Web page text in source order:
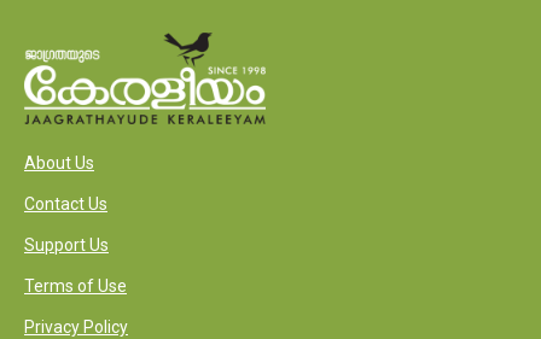
About Us
Contact Us
Support Us
Terms of Use
Privacy Policy